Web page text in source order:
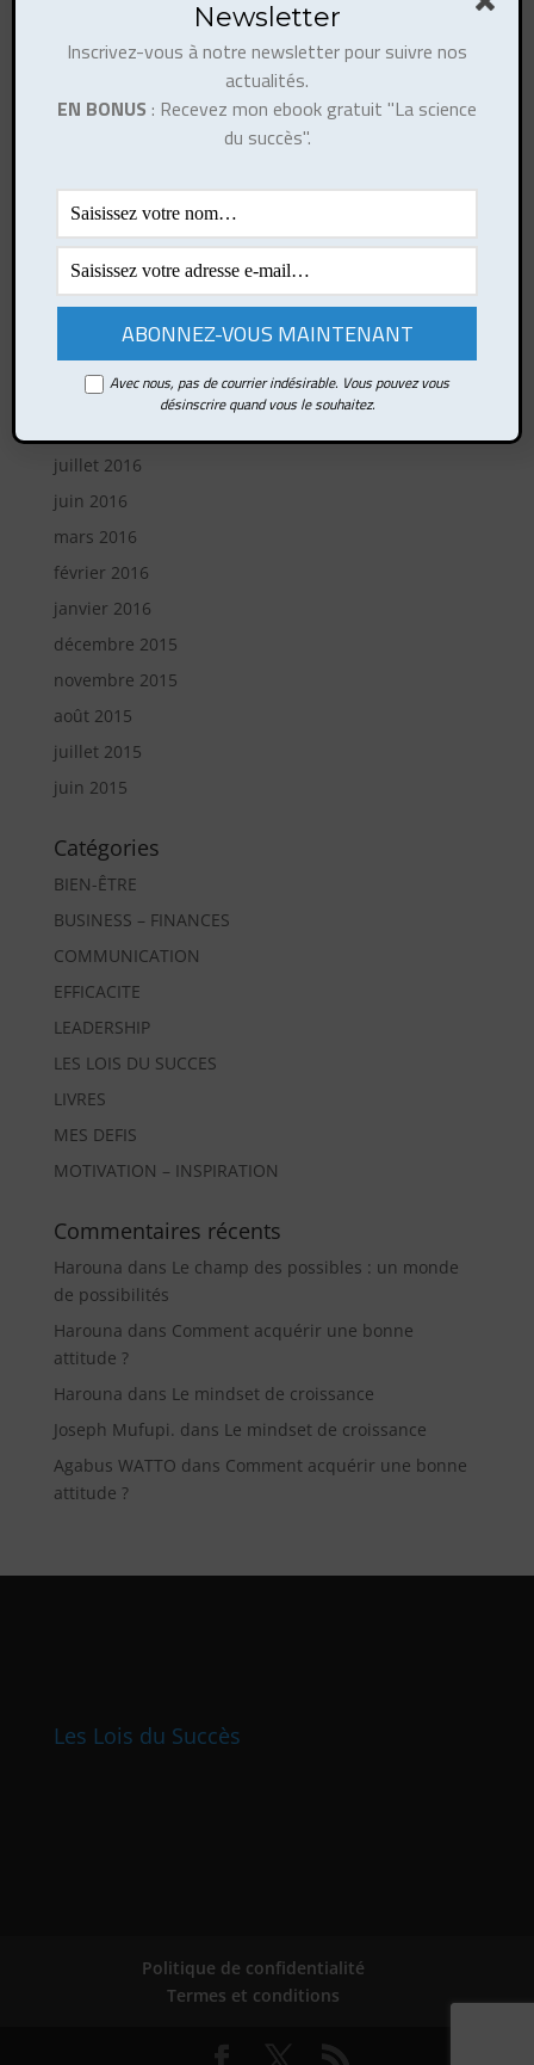
août 2017
mai 2017
avril 2017
février 2017
octobre 2016
septembre 2016
juillet 2016
juin 2016
mars 2016
février 2016
janvier 2016
décembre 2015
novembre 2015
août 2015
juillet 2015
juin 2015
Catégories
BIEN-ÊTRE
BUSINESS – FINANCES
COMMUNICATION
EFFICACITE
LEADERSHIP
LES LOIS DU SUCCES
LIVRES
MES DEFIS
MOTIVATION – INSPIRATION
Commentaires récents
Harouna dans Le champ des possibles : un monde
de possibilités
Harouna dans Comment acquérir une bonne
attitude ?
Harouna dans Le mindset de croissance
Joseph Mufupi. dans Le mindset de croissance
Agabus WATTO dans Comment acquérir une bonne
attitude ?
Les Lois du Succès
Politique de confidentialité
Termes et conditions
Newsletter
Inscrivez-vous à notre newsletter pour suivre nos
actualités.
EN BONUS : Recevez mon ebook gratuit "La science
du succès".
Avec nous, pas de courrier indésirable. Vous pouvez vous
désinscrire quand vous le souhaitez.